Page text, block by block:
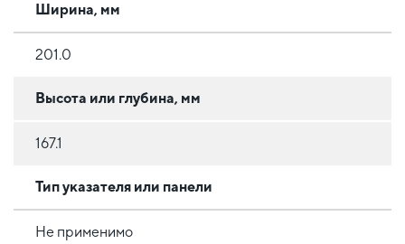
Ширина, мм
201.0
Высота или глубина, мм
167.1
Тип указателя или панели
Не применимо